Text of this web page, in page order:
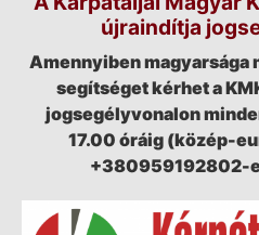
újraindítja
Amennyiben magyarsága
segítséget kérhet a
jogsegélyvonalon
17.00 óráig (közép-
+380959192802-